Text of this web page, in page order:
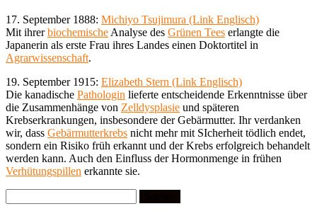
17. September 1888: Michiyo Tsujimura (Link Englisch)
Mit ihrerbiochemische Analyse des Grünen Tees erlangte die
Japanerin als erste Frau ihres Landes einen Doktortitel in
Agrarwissenschaft.
19. September 1915: Elizabeth Stern (Link Englisch)
Die kanadische Pathologin lieferte entscheidende Erkenntnisse über
die Zusammenhänge von Zelldysplasie und späteren
Krebserkrankungen, insbesondere der Gebärmutter. Ihr verdanken
wir, dass Gebärmutterkrebs nicht mehr mit SIcherheit tödlich endet,
sondern ein Risiko früh erkannt und der Krebs erfolgreich behandelt
werden kann. Auch den Einfluss der Hormonmenge in frühen
Verhütungspillen erkannte sie.
nach: